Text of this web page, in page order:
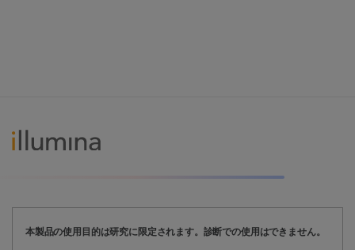
本製品の使用目的は研究に限定されます。診断での使用はできません。